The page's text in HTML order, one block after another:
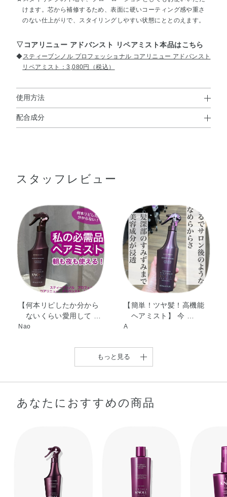
けます。芯から補修するため、表面に硬いコーティング感や重さ
のない仕上がりで、スタイリングしやすい状態にととのえます。
▽コアリニュー アドバンスト リペアミスト本品はこちら
◆ スティーブンノル プロフェッショナル コアリニュー アドバンスト
リペアミスト：3,080円（税込）
使用方法
使用方法
けますが、特に湿った髪へのご使用がより効果的です。
配合成分
ーズマリー葉エキス・加水分解シルク・BG・PG・アモジ
ル没食子酸・ジココイルエチルヒドロキシエチルモニウム
メトサルフェート・ジココジモニウムクロリド・ステアル
トリモニウムクロリド・セテス－20・ポリアクリル酸ホス
ホリルコリングリコール・ポリクオタニウム－10・メチル
パラベン・香料
スタッフレビュー
【何本リピしたか分から
ないくらい愛用して …
Nao
【簡単！ツヤ髪！高機能
ヘアミスト】 今 …
A
【わたしの大優勝ミスト(
* ֦ơωơ֦ …
【髪の芯まで瞬時に浸透
補修する高機能ヘア …
taetae
【れまでにない弾力感に
溢れる髪へ 高機能 …
もっと見る
あなたにおすすめの商品